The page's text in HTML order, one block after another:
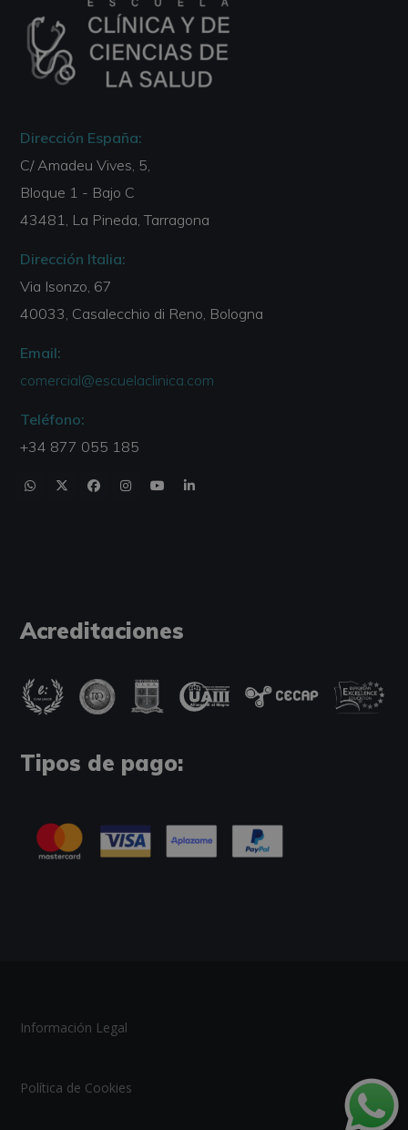
Dirección España:
C/ Amadeu Vives, 5,
Bloque 1 - Bajo C
43481, La Pineda, Tarragona
Dirección Italia:
Via Isonzo, 67
40033, Casalecchio di Reno, Bologna
Email:
comercial@escuelaclinica.com
Teléfono:
+34 877 055 185
Acreditaciones
Tipos de pago:
Información Legal
Política de Cookies